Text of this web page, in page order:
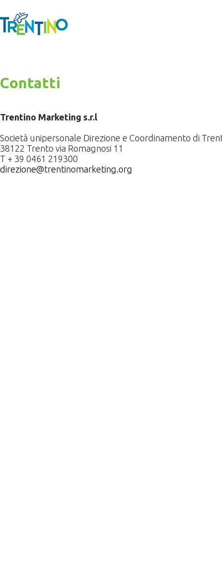
Contatti
Trentino Marketing s.r.l
Società unipersonale Direzione e Coordinamento di
38122 Trento via Romagnosi 11
T + 39 0461 219300
direzione@trentinomarketing.org